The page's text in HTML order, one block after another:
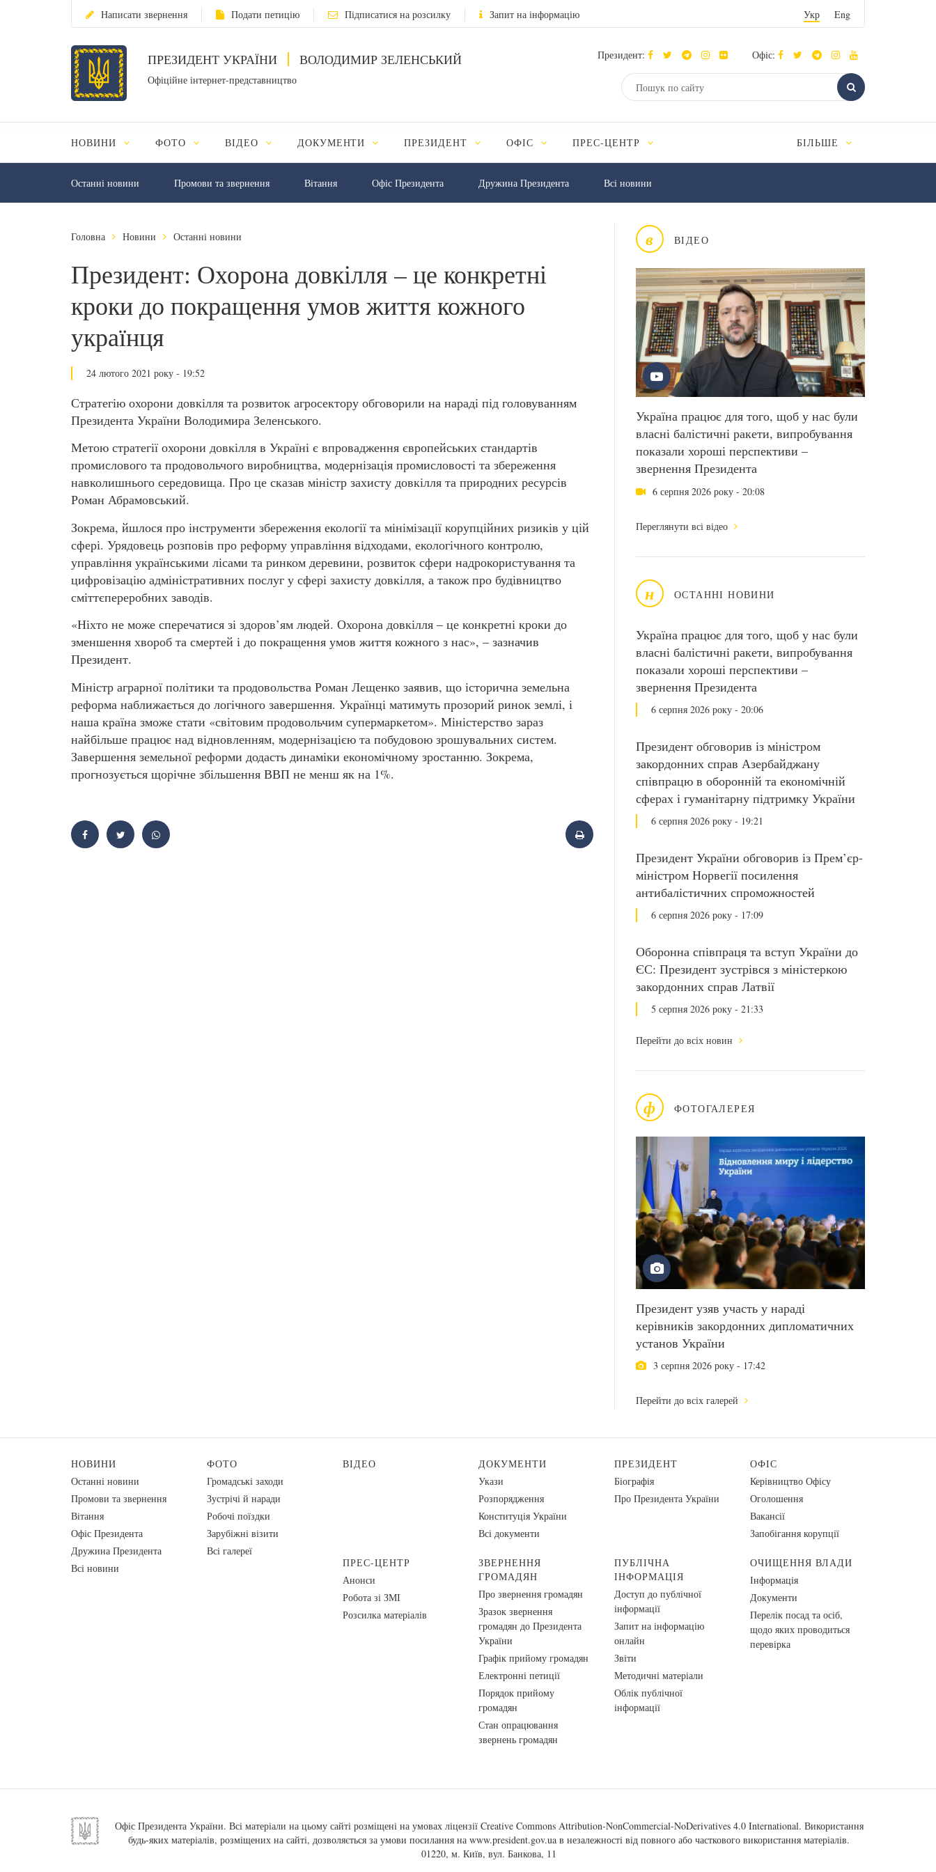
Написати звернення Подати петицію Підписатися на розсилку Запит на інформацію Укр Eng
ПРЕЗИДЕНТ УКРАЇНИ ВОЛОДИМИР ЗЕЛЕНСЬКИЙ
Офіційне інтернет-представництво
Президент: Офіс:
НОВИНИ ФОТО ВІДЕО ДОКУМЕНТИ ПРЕЗИДЕНТ ОФІС ПРЕС-ЦЕНТР БІЛЬШЕ
Останні новини Промови та звернення Вiтання Офіс Президента Дружина Президента Всі новини
в ВІДЕО
Україна працює для того, щоб у нас були
власні балістичні ракети, випробування
показали хороші перспективи –
звернення Президента
6 серпня 2026 року - 20:08
Переглянути всі відео
н ОСТАННІ НОВИНИ
Україна працює для того, щоб у нас були
власні балістичні ракети, випробування
показали хороші перспективи –
звернення Президента
6 серпня 2026 року - 20:06
Президент обговорив із міністром
закордонних справ Азербайджану
співпрацю в оборонній та економічній
сферах і гуманітарну підтримку України
6 серпня 2026 року - 19:21
Президент України обговорив із Прем’єр-
міністром Норвегії посилення
антибалістичних спроможностей
6 серпня 2026 року - 17:09
Оборонна співпраця та вступ України до
ЄС: Президент зустрівся з міністеркою
закордонних справ Латвії
5 серпня 2026 року - 21:33
Перейти до всіх новин
ф ФОТОГАЛЕРЕЯ
Президент узяв участь у нараді
керівників закордонних дипломатичних
установ України
3 серпня 2026 року - 17:42
Перейти до всіх галерей
Головна Новини Останні новини
Президент: Охорона довкілля – це конкретні
кроки до покращення умов життя кожного
українця
24 лютого 2021 року - 19:52
Стратегію охорони довкілля та розвиток агросектору обговорили на нараді під головуванням
Президента України Володимира Зеленського.
Метою стратегії охорони довкілля в Україні є впровадження європейських стандартів
промислового та продовольчого виробництва, модернізація промисловості та збереження
навколишнього середовища. Про це сказав міністр захисту довкілля та природних ресурсів
Роман Абрамовський.
Зокрема, йшлося про інструменти збереження екології та мінімізації корупційних ризиків у цій
сфері. Урядовець розповів про реформу управління відходами, екологічного контролю,
управління українськими лісами та ринком деревини, розвиток сфери надрокористування та
цифровізацію адміністративних послуг у сфері захисту довкілля, а також про будівництво
сміттєпереробних заводів.
«Ніхто не може сперечатися зі здоров’ям людей. Охорона довкілля – це конкретні кроки до
зменшення хвороб та смертей і до покращення умов життя кожного з нас», – зазначив
Президент.
Міністр аграрної політики та продовольства Роман Лещенко заявив, що історична земельна
реформа наближається до логічного завершення. Українці матимуть прозорий ринок землі, і
наша країна зможе стати «світовим продовольчим супермаркетом». Міністерство зараз
найбільше працює над відновленням, модернізацією та побудовою зрошувальних систем.
Завершення земельної реформи додасть динаміки економічному зростанню. Зокрема,
прогнозується щорічне збільшення ВВП не менш як на 1%.
НОВИНИ
Останні новини
Промови та звернення
Вiтання
Офіс Президента
Дружина Президента
Всі новини
ФОТО
Громадські заходи
Зустрічі й наради
Робочі поїздки
Зарубіжні візити
Всі галереї
ВІДЕО
ДОКУМЕНТИ
Укази
Розпорядження
Конституція України
Всі документи
ПРЕЗИДЕНТ
Біографія
Про Президента України
ОФІС
Керівництво Офісу
Оголошення
Вакансії
Запобігання корупції
ПРЕС-ЦЕНТР
Анонси
Робота зі ЗМІ
Розсилка матеріалів
ЗВЕРНЕННЯ
ГРОМАДЯН
Про звернення громадян
Зразок звернення
громадян до Президента
України
Графік прийому громадян
Електронні петиції
Порядок прийому
громадян
Стан опрацювання
звернень громадян
ПУБЛІЧНА
ІНФОРМАЦІЯ
Доступ до публічної
інформації
Запит на інформацію
онлайн
Звіти
Методичні матеріали
Облік публічної
інформації
ОЧИЩЕННЯ ВЛАДИ
Інформація
Документи
Перелік посад та осіб,
щодо яких проводиться
перевірка
Офіс Президента України. Всі матеріали на цьому сайті розміщені на умовах ліцензії Creative Commons Attribution-NonCommercial-NoDerivatives 4.0 International. Використання
будь-яких матеріалів, розміщених на сайті, дозволяється за умови посилання на www.president.gov.ua в незалежності від повного або часткового використання матеріалів.
01220, м. Київ, вул. Банкова, 11